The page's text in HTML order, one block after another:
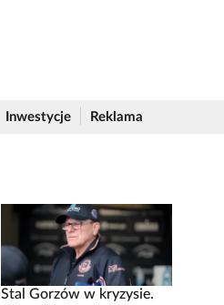
Inwestycje Reklama
Stal Gorzów w kryzysie.